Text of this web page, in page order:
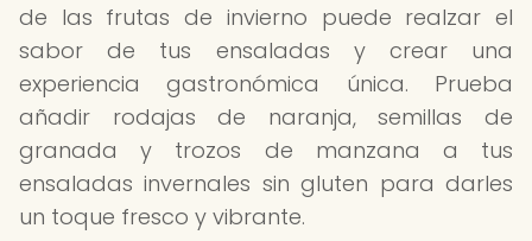
de las frutas de invierno puede realzar el
sabor de tus ensaladas y crear una
experiencia gastronómica única. Prueba
añadir rodajas de naranja, semillas de
granada y trozos de manzana a tus
ensaladas invernales sin gluten para darles
un toque fresco y vibrante.